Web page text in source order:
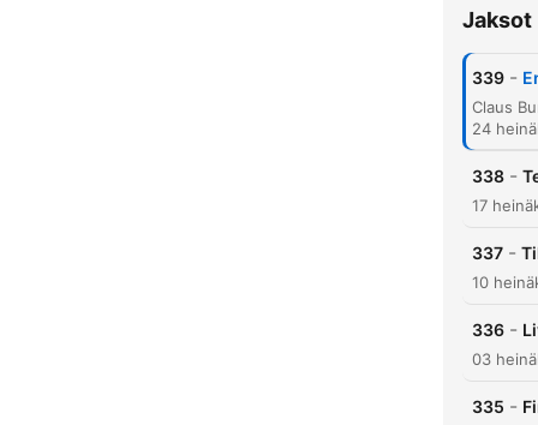
Jaksot
339 -
24
338 -
17
337 -
10
336 -
03
335 -